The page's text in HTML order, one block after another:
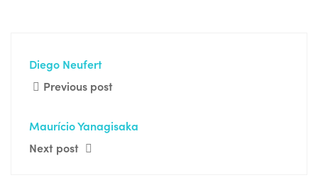
Diego Neufert
Previous post
Maurício Yanagisaka
Next post